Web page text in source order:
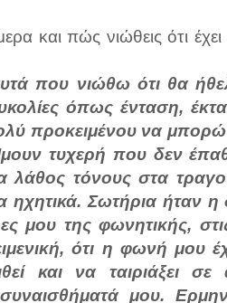
και πώς νιώθεις ότι
που νιώθω ότι θα
όπως ένταση,
προκειμένου να
τυχερή που δεν
λάθος τόνους στα
ηχητικά. Σωτήρια ήταν
μου της φωνητικής,
ότι η φωνή μου
και να ταιριάξει σε
μου.